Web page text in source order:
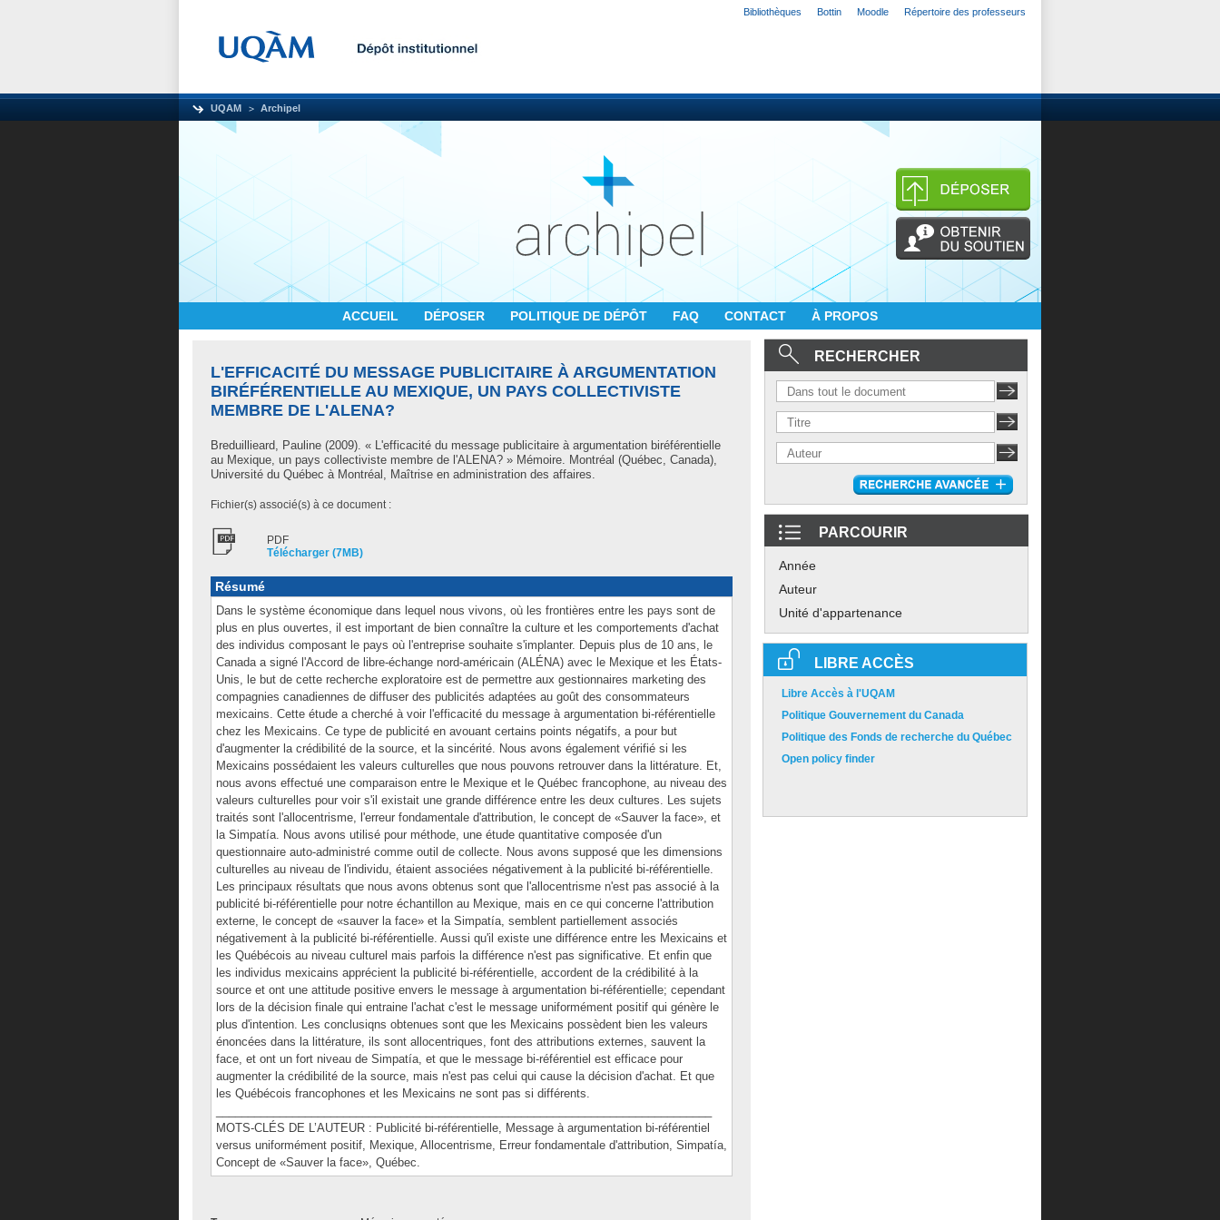
Bibliothèques Bottin Moodle Répertoire des professeurs
UQAM Archipel
ACCUEIL DÉPOSER POLITIQUE DE DÉPÔT FAQ CONTACT À PROPOS
L'EFFICACITÉ DU MESSAGE PUBLICITAIRE À ARGUMENTATION
BIRÉFÉRENTIELLE AU MEXIQUE, UN PAYS COLLECTIVISTE
MEMBRE DE L'ALENA?
Breduillieard, Pauline (2009). « L'efficacité du message publicitaire à argumentation biréférentielle
au Mexique, un pays collectiviste membre de l'ALENA? » Mémoire. Montréal (Québec, Canada),
Université du Québec à Montréal, Maîtrise en administration des affaires.
Fichier(s) associé(s) à ce document :
PDF
Télécharger (7MB)
Résumé
Dans le système économique dans lequel nous vivons, où les frontières entre les pays sont de
plus en plus ouvertes, il est important de bien connaître la culture et les comportements d'achat
des individus composant le pays où l'entreprise souhaite s'implanter. Depuis plus de 10 ans, le
Canada a signé l'Accord de libre-échange nord-américain (ALÉNA) avec le Mexique et les États-
Unis, le but de cette recherche exploratoire est de permettre aux gestionnaires marketing des
compagnies canadiennes de diffuser des publicités adaptées au goût des consommateurs
mexicains. Cette étude a cherché à voir l'efficacité du message à argumentation bi-référentielle
chez les Mexicains. Ce type de publicité en avouant certains points négatifs, a pour but
d'augmenter la crédibilité de la source, et la sincérité. Nous avons également vérifié si les
Mexicains possédaient les valeurs culturelles que nous pouvons retrouver dans la littérature. Et,
nous avons effectué une comparaison entre le Mexique et le Québec francophone, au niveau des
valeurs culturelles pour voir s'il existait une grande différence entre les deux cultures. Les sujets
traités sont l'allocentrisme, l'erreur fondamentale d'attribution, le concept de «Sauver la face», et
la Simpatía. Nous avons utilisé pour méthode, une étude quantitative composée d'un
questionnaire auto-administré comme outil de collecte. Nous avons supposé que les dimensions
culturelles au niveau de l'individu, étaient associées négativement à la publicité bi-référentielle.
Les principaux résultats que nous avons obtenus sont que l'allocentrisme n'est pas associé à la
publicité bi-référentielle pour notre échantillon au Mexique, mais en ce qui concerne l'attribution
externe, le concept de «sauver la face» et la Simpatía, semblent partiellement associés
négativement à la publicité bi-référentielle. Aussi qu'il existe une différence entre les Mexicains et
les Québécois au niveau culturel mais parfois la différence n'est pas significative. Et enfin que
les individus mexicains apprécient la publicité bi-référentielle, accordent de la crédibilité à la
source et ont une attitude positive envers le message à argumentation bi-référentielle; cependant
lors de la décision finale qui entraine l'achat c'est le message uniformément positif qui génère le
plus d'intention. Les conclusiqns obtenues sont que les Mexicains possèdent bien les valeurs
énoncées dans la littérature, ils sont allocentriques, font des attributions externes, sauvent la
face, et ont un fort niveau de Simpatía, et que le message bi-référentiel est efficace pour
augmenter la crédibilité de la source, mais n'est pas celui qui cause la décision d'achat. Et que
les Québécois francophones et les Mexicains ne sont pas si différents.
MOTS-CLÉS DE L’AUTEUR : Publicité bi-référentielle, Message à argumentation bi-référentiel
versus uniformément positif, Mexique, Allocentrisme, Erreur fondamentale d'attribution, Simpatía,
Concept de «Sauver la face», Québec.
RECHERCHER
PARCOURIR
Année
Auteur
Unité d'appartenance
LIBRE ACCÈS
Libre Accès à l'UQAM
Politique Gouvernement du Canada
Politique des Fonds de recherche du Québec
Open policy finder